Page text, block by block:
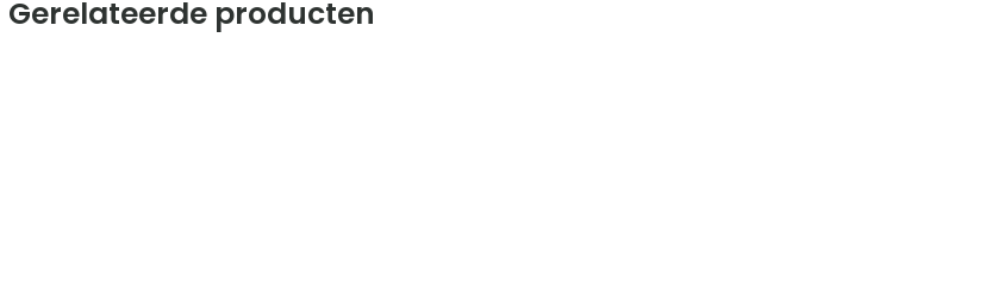
Gerelateerde producten